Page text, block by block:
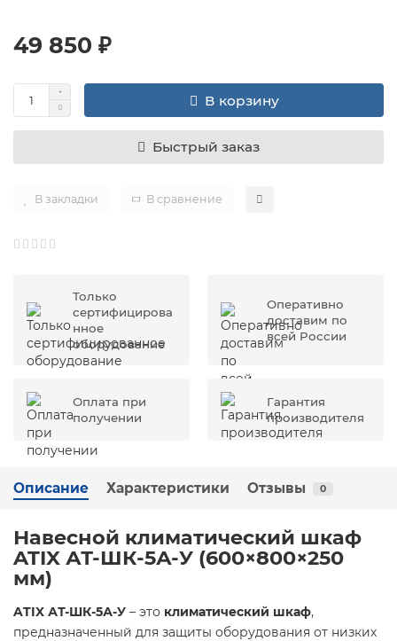
49 850 ₽
В корзину
Быстрый заказ
В закладки В сравнение
Только
сертифицирова
нное
оборудование
Оперативно
доставим по
всей России
Оплата при
получении
Гарантия
производителя
Описание Характеристики Отзывы 0
Навесной климатический шкаф
ATIX АТ-ШК-5А-У (600×800×250
мм)
ATIX АТ-ШК-5А-У – это климатический шкаф,
предназначенный для защиты оборудования от низких